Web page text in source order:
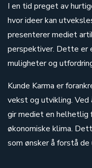
I en tid preget av
hvor ideer kan
presenterer mediet
perspektiver. Dette er
muligheter og
Kunde Karma er
vekst og utvikling. Ved
gir mediet en helhetlig
økonomiske klima.
som ønsker å forstå